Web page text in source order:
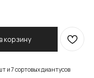
корзину
и 7 сортовых диантусов